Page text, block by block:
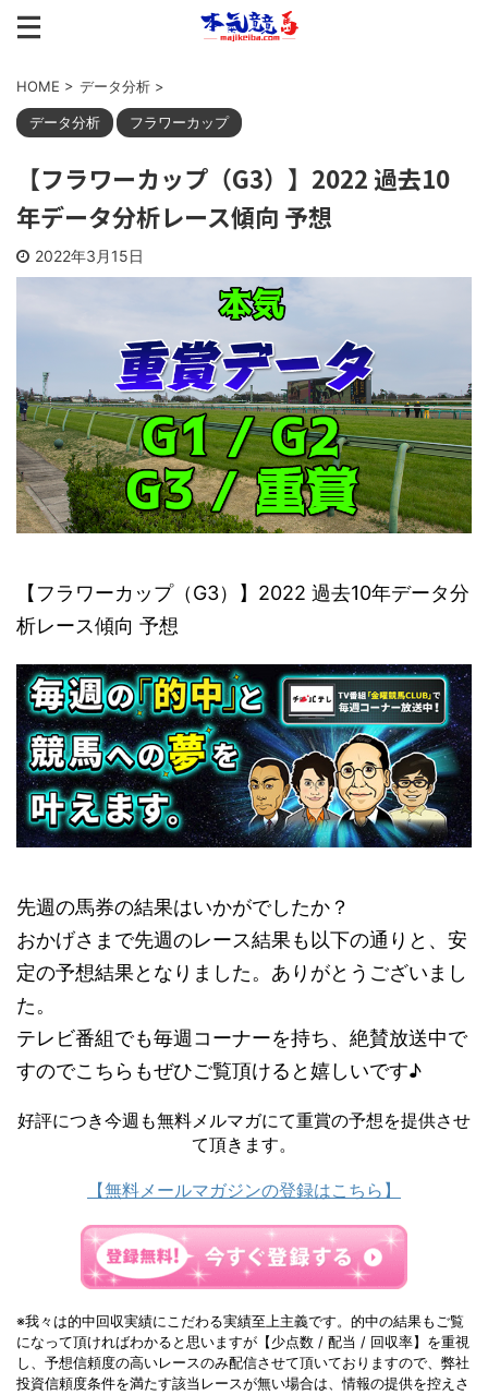
HOME > データ分析 >
データ分析 フラワーカップ
【フラワーカップ（G3）】2022 過去10
年データ分析レース傾向 予想
2022年3月15日
【フラワーカップ（G3）】2022 過去10年データ分
析レース傾向 予想
先週の馬券の結果はいかがでしたか？
おかげさまで先週のレース結果も以下の通りと、安
定の予想結果となりました。ありがとうございまし
た。
テレビ番組でも毎週コーナーを持ち、絶賛放送中で
すのでこちらもぜひご覧頂けると嬉しいです♪
好評につき今週も無料メルマガにて重賞の予想を提供させ
て頂きます。
【無料メールマガジンの登録はこちら】
※我々は的中回収実績にこだわる実績至上主義です。的中の結果もご覧
になって頂ければわかると思いますが【少点数 / 配当 / 回収率】を重視
し、予想信頼度の高いレースのみ配信させて頂いておりますので、弊社
投資信頼度条件を満たす該当レースが無い場合は、情報の提供を控えさ